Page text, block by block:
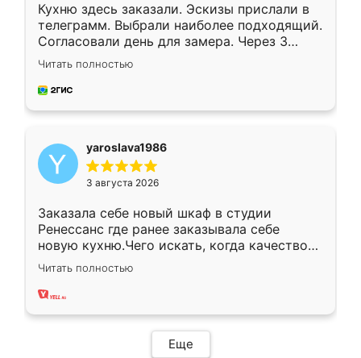
Кухню здесь заказали. Эскизы прислали в
телеграмм. Выбрали наиболее подходящий.
Согласовали день для замера. Через 3
недели кухня была уже готова. Остались
довольны работой. Спасибо Ренессанс
мебель за качественную работу!
Читать полностью
yaroslava1986
3 августа 2026
Заказала себе новый шкаф в студии
Ренессанс где ранее заказывала себе
новую кухню.Чего искать, когда качеством
вполне довольна. Служит кухня уже почти
два года, нареканий нет.
Читать полностью
Еще